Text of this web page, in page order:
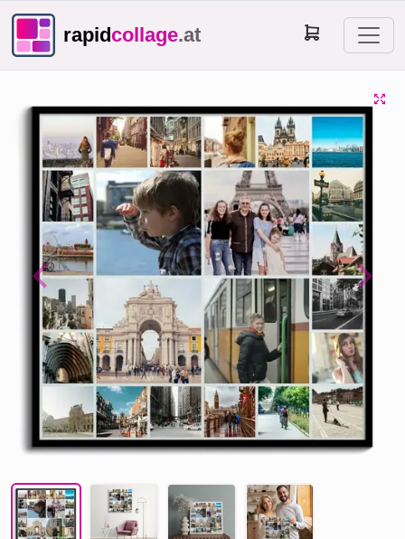
rapidcollage.at
Previous Next